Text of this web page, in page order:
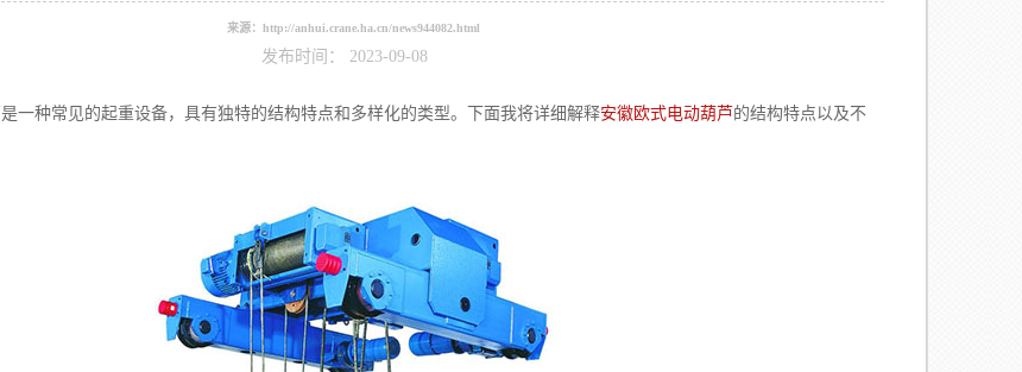
Previous slide
来源： http://anhui.crane.ha.cn/news944082.html
发布时间： 2023-09-08
是一种常见的起重设备，具有独特的结构特点和多样化的类型。下面我将详细解释安徽欧式电动葫芦 的结构特点以及不